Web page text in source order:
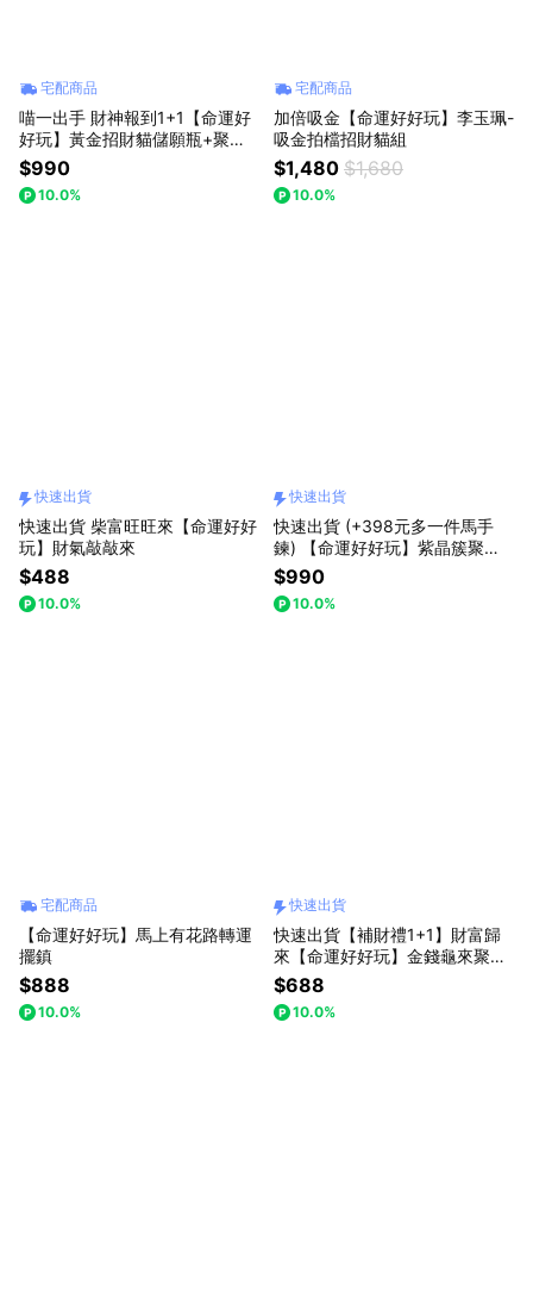
宅配商品
喵一出手 財神報到1+1【命運好
好玩】黃金招財貓儲願瓶+聚財
加倍財神心咒墊(內含元寶+金條
+花生)
$990
10.0%
宅配商品
加倍吸金【命運好好玩】李玉珮-
吸金拍檔招財貓組
$1,480 $1,680
10.0%
快速出貨
快速出貨 柴富旺旺來【命運好好
玩】財氣敲敲來
$488
10.0%
快速出貨
快速出貨 (+398元多一件馬手
鍊) 【命運好好玩】紫晶簇聚貴
錢龜鎮(貼心可自選)
$990
10.0%
宅配商品
【命運好好玩】馬上有花路轉運
擺鎮
$888
10.0%
快速出貨
快速出貨【補財禮1+1】財富歸
來【命運好好玩】金錢龜來聚寶
鎮 (內附36顆小元寶)(可加購馬
上有錢包包掛飾)
$688
10.0%